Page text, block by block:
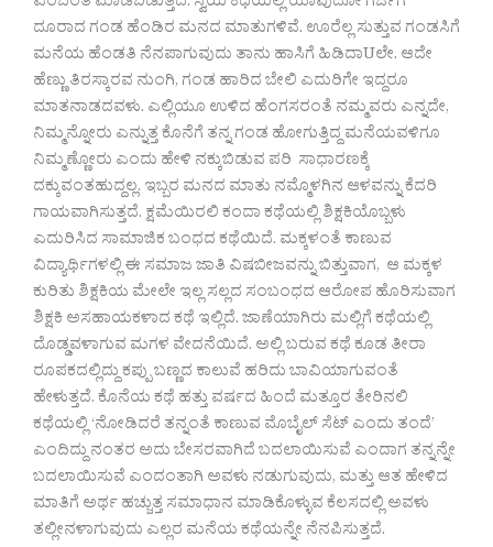
ದೂರಾದ ಗಂಡ ಹೆಂಡಿರ ಮನದ ಮಾತುಗಳಿವೆ. ಊರೆಲ್ಲ ಸುತ್ತುವ ಗಂಡಸಿಗೆ
ಮನೆಯ ಹೆಂಡತಿ ನೆನಪಾಗುವುದು ತಾನು ಹಾಸಿಗೆ ಹಿಡಿದಾUಲೇ. ಆದೇ
ಹೆಣ್ಣು ತಿರಸ್ಕಾರವ ನುಂಗಿ, ಗಂಡ ಹಾರಿದ ಬೇಲಿ ಎದುರಿಗೇ ಇದ್ದರೂ
ಮಾತನಾಡದವಳು. ಎಲ್ಲಿಯೂ ಉಳಿದ ಹೆಂಗಸರಂತೆ ನಮ್ಮವರು ಎನ್ನದೇ,
ನಿಮ್ಮನ್ನೋರು ಎನ್ನುತ್ತ ಕೊನೆಗೆ ತನ್ನ ಗಂಡ ಹೋಗುತ್ತಿದ್ದ ಮನೆಯವಳಿಗೂ
ನಿಮ್ಮಣ್ಣೋರು ಎಂದು ಹೇಳಿ ನಕ್ಕುಬಿಡುವ ಪರಿ ಸಾಧಾರಣಕ್ಕೆ
ದಕ್ಕುವಂತಹುದ್ದಲ್ಲ. ಇಬ್ಬರ ಮನದ ಮಾತು ನಮ್ಮೊಳಗಿನ ಆಳವನ್ನು ಕೆದರಿ
ಗಾಯವಾಗಿಸುತ್ತದೆ. ಕ್ಷಮೆಯಿರಲಿ ಕಂದಾ ಕಥೆಯಲ್ಲಿ ಶಿಕ್ಷಕಿಯೊಬ್ಬಳು
ಎದುರಿಸಿದ ಸಾಮಾಜಿಕ ಬಂಧದ ಕಥೆಯಿದೆ. ಮಕ್ಕಳಂತೆ ಕಾಣುವ
ವಿದ್ಯಾರ್ಥಿಗಳಲ್ಲಿ ಈ ಸಮಾಜ ಜಾತಿ ವಿಷಬೀಜವನ್ನು ಬಿತ್ತುವಾಗ, ಆ ಮಕ್ಕಳ
ಕುರಿತು ಶಿಕ್ಷಕಿಯ ಮೇಲೇ ಇಲ್ಲ ಸಲ್ಲದ ಸಂಬಂಧದ ಆರೋಪ ಹೊರಿಸುವಾಗ
ಶಿಕ್ಷಕಿ ಅಸಹಾಯಕಳಾದ ಕಥೆ ಇಲ್ಲಿದೆ. ಜಾಣೆಯಾಗಿರು ಮಲ್ಲಿಗೆ ಕಥೆಯಲ್ಲಿ
ದೊಡ್ಡವಳಾಗುವ ಮಗಳ ವೇದನೆಯಿದೆ. ಅಲ್ಲಿ ಬರುವ ಕಥೆ ಕೂಡ ತೀರಾ
ರೂಪಕದಲ್ಲಿದ್ದು ಕಪ್ಪು ಬಣ್ಣದ ಕಾಲುವೆ ಹರಿದು ಬಾವಿಯಾಗುವಂತೆ
ಹೇಳುತ್ತದೆ. ಕೊನೆಯ ಕಥೆ ಹತ್ತು ವರ್ಷದ ಹಿಂದೆ ಮತ್ತೂರ ತೇರಿನಲಿ
ಕಥೆಯಲ್ಲಿ ‘ನೋಡಿದರೆ ತನ್ನಂತೆ ಕಾಣುವ ಮೊಬೈಲ್ ಸೆಟ್ ಎಂದು ತಂದೆ’
ಎಂದಿದ್ದು ನಂತರ ಅದು ಬೇಸರವಾಗಿದೆ ಬದಲಾಯಿಸುವೆ ಎಂದಾಗ ತನ್ನನ್ನೇ
ಬದಲಾಯಿಸುವೆ ಎಂದಂತಾಗಿ ಅವಳು ನಡುಗುವುದು, ಮತ್ತು ಆತ ಹೇಳಿದ
ಮಾತಿಗೆ ಅರ್ಥ ಹಚ್ಚುತ್ತ ಸಮಾಧಾನ ಮಾಡಿಕೊಳ್ಳುವ ಕೆಲಸದಲ್ಲಿ ಅವಳು
ತಲ್ಲೀನಳಾಗುವುದು ಎಲ್ಲರ ಮನೆಯ ಕಥೆಯನ್ನೇ ನೆನಪಿಸುತ್ತದೆ.